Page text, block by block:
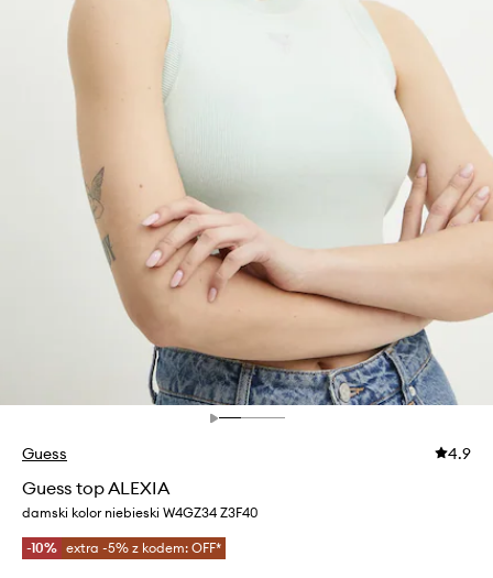
Guess 4.9
Guess top ALEXIA
damski kolor niebieski W4GZ34 Z3F40
-10% extra -5% z kodem: OFF*